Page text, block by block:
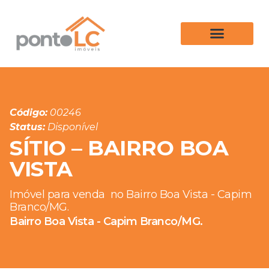
Código:00246
Status:Disponível
SÍTIO – BAIRRO BOA
VISTA
Imóvel para venda no Bairro Boa Vista - Capim
Branco/MG.
Bairro Boa Vista - Capim Branco/MG.